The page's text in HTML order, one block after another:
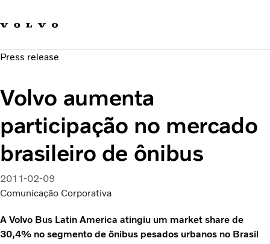
Carreira
Sustentabilidade e Segurança
Press release
Volvo aumenta
participação no mercado
brasileiro de ônibus
2011-02-09
Comunicação Corporativa
A Volvo Bus Latin America atingiu um market share de
30,4% no segmento de ônibus pesados urbanos no Brasil